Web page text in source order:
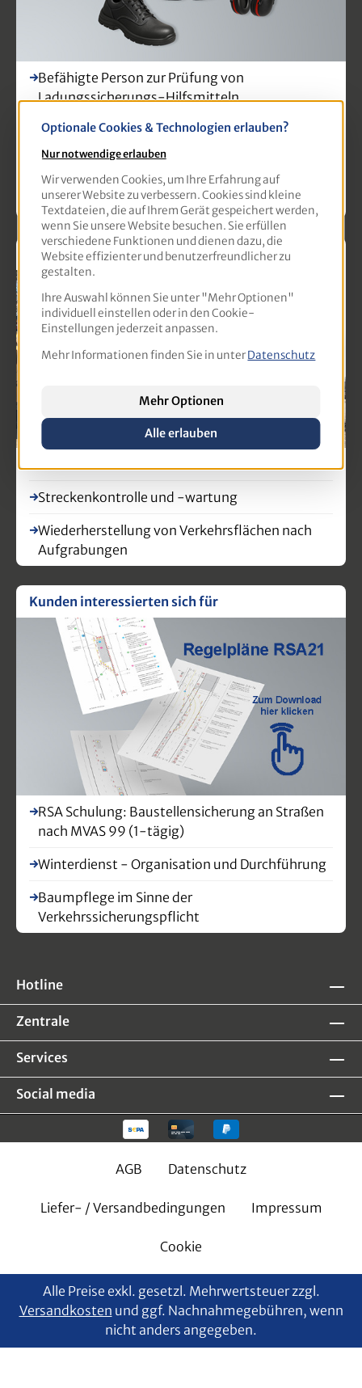
Befähigte Person zur Prüfung von
Ladungssicherungs-Hilfsmitteln
Befähigte Person zur Prüfung von
Anschlagmitteln
Befähigte Person zur Prüfung von Winden,
Hub- und Zuggeräten
Straßen- und Tiefbau
Der Bauleiter im Straßen- und Tiefbau
Streckenkontrolle und -wartung
Wiederherstellung von Verkehrsflächen nach
Aufgrabungen
Kunden interessierten sich für
RSA Schulung: Baustellensicherung an Straßen
nach MVAS 99 (1-tägig)
Winterdienst - Organisation und Durchführung
Baumpflege im Sinne der
Verkehrssicherungspflicht
Hotline
Zentrale
Services
Social media
AGB Datenschutz
Liefer- / Versandbedingungen Impressum
Cookie
Alle Preise exkl. gesetzl. Mehrwertsteuer zzgl.
Versandkosten und ggf. Nachnahmegebühren, wenn
nicht anders angegeben.
Nur notwendige erlauben
Optionale Cookies & Technologien erlauben?
Wir verwenden Cookies, um Ihre Erfahrung auf
unserer Website zu verbessern. Cookies sind kleine
Textdateien, die auf Ihrem Gerät gespeichert werden,
wenn Sie unsere Website besuchen. Sie erfüllen
verschiedene Funktionen und dienen dazu, die
Website effizienter und benutzerfreundlicher zu
gestalten.
Ihre Auswahl können Sie unter "Mehr Optionen"
individuell einstellen oder in den Cookie-
Einstellungen jederzeit anpassen.
Mehr Informationen finden Sie in unterDatenschutz
Mehr Optionen
Alle erlauben